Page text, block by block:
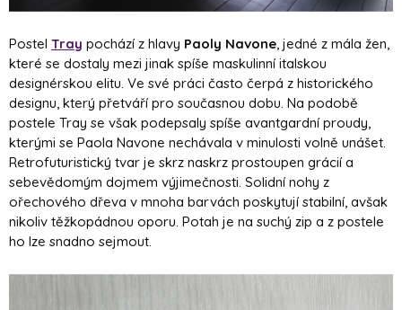
Postel Tray pochází z hlavy Paoly Navone, jedné z mála žen,
které se dostaly mezi jinak spíše maskulinní italskou
designérskou elitu. Ve své práci často čerpá z historického
designu, který přetváří pro současnou dobu. Na podobě
postele Tray se však podepsaly spíše avantgardní proudy,
kterými se Paola Navone nechávala v minulosti volně unášet.
Retrofuturistický tvar je skrz naskrz prostoupen grácií a
sebevědomým dojmem výjimečnosti. Solidní nohy z
ořechového dřeva v mnoha barvách poskytují stabilní, avšak
nikoliv těžkopádnou oporu. Potah je na suchý zip a z postele
ho lze snadno sejmout.